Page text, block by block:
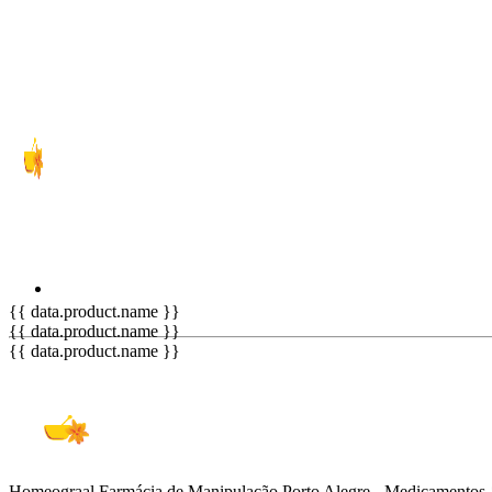
{{ data.product.name }}
{{ data.product.name }}
{{ data.product.name }}